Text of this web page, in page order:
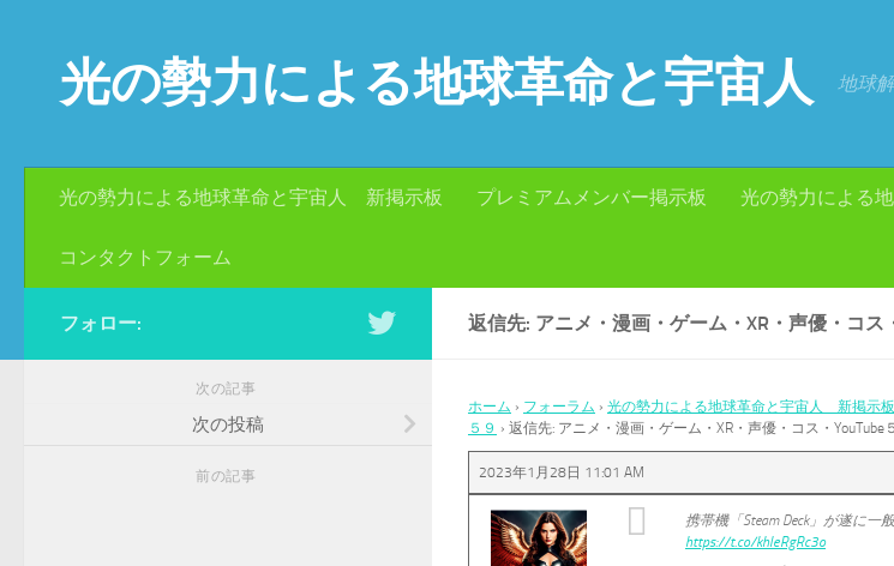
光の勢力による地球革命と宇宙人 地球
光の勢力による地球革命と宇宙人 新掲示板 プレミアムメンバー掲示板 光の勢力による
コンタクトフォーム
返信先: アニメ・漫画・ゲーム・XR・声優・コス
ホーム › フォーラム › 光の勢力による地球革命と宇宙人 新掲示板
５９ › 返信先: アニメ・漫画・ゲーム・XR・声優・コス・YouTube
2023年1月28日 11:01 AM
携帯機「Steam Deck」が遂に一
https://t.co/khleRgRc3o
フォロー:
次の記事
次の投稿
前の記事